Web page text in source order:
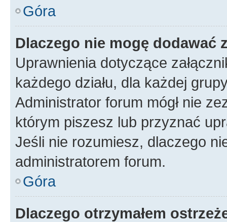
Góra
Dlaczego nie mogę dodawać
Uprawnienia dotyczące
każdego działu, dla każdej
Administrator forum mógł nie
którym piszesz lub przyznać
Jeśli nie rozumiesz, dlaczego
administratorem forum.
Góra
Dlaczego otrzymałem